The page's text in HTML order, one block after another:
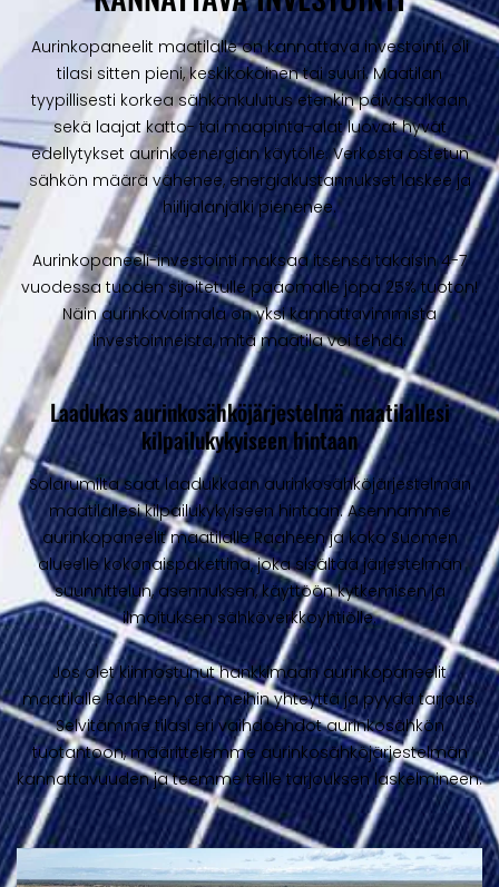
Aurinkopaneelit maatilalle on kannattava investointi, oli
tilasi sitten pieni, keskikokoinen tai suuri. Maatilan
tyypillisesti korkea sähkönkulutus etenkin päiväsaikaan
sekä laajat katto- tai maapinta-alat luovat hyvät
edellytykset aurinkoenergian käytölle. Verkosta ostetun
sähkön määrä vähenee, energiakustannukset laskee ja
hiilijalanjälki pienenee.
Aurinkopaneeli-investointi maksaa itsensä takaisin 4-7
vuodessa tuoden sijoitetulle pääomalle jopa 25% tuoton!
Näin aurinkovoimala on yksi kannattavimmista
investoinneista, mitä maatila voi tehdä.
Laadukas aurinkosähköjärjestelmä maatilallesi
kilpailukykyiseen hintaan
Solarumilta saat laadukkaan aurinkosähköjärjestelmän
maatilallesi kilpailukykyiseen hintaan. Asennamme
aurinkopaneelit maatilalle Raaheen ja koko Suomen
alueelle kokonaispakettina, joka sisältää järjestelmän
suunnittelun, asennuksen, käyttöön kytkemisen ja
ilmoituksen sähköverkkoyhtiölle.
Jos olet kiinnostunut hankkimaan aurinkopaneelit
maatilalle Raaheen, ota meihin yhteyttä ja pyydä tarjous.
Selvitämme tilasi eri vaihdoehdot aurinkosähkön
tuotantoon, määrittelemme aurinkosähköjärjestelmän
kannattavuuden ja teemme teille tarjouksen laskelmineen.